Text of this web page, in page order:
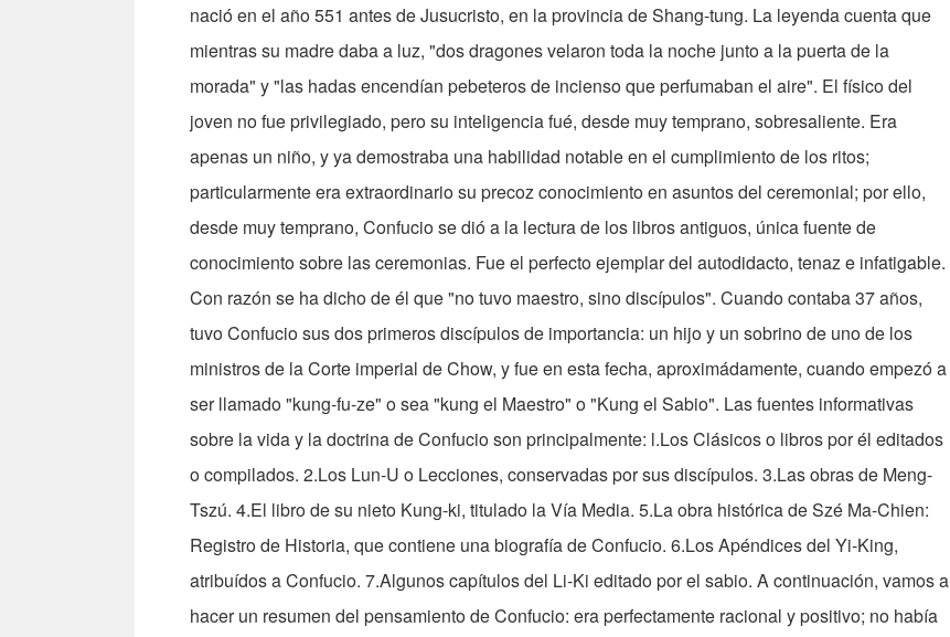
nació en el año 551 antes de Jusucristo, en la provincia de Shang-tung. La leyenda cuenta que
mientras su madre daba a luz, "dos dragones velaron toda la noche junto a la puerta de la
morada" y "las hadas encendían pebeteros de incienso que perfumaban el aire". El físico del
joven no fue privilegiado, pero su inteligencia fué, desde muy temprano, sobresaliente. Era
apenas un niño, y ya demostraba una habilidad notable en el cumplimiento de los ritos;
particularmente era extraordinario su precoz conocimiento en asuntos del ceremonial; por ello,
desde muy temprano, Confucio se dió a la lectura de los libros antiguos, única fuente de
conocimiento sobre las ceremonias. Fue el perfecto ejemplar del autodidacto, tenaz e infatigable.
Con razón se ha dicho de él que "no tuvo maestro, sino discípulos". Cuando contaba 37 años,
tuvo Confucio sus dos primeros discípulos de importancia: un hijo y un sobrino de uno de los
ministros de la Corte imperial de Chow, y fue en esta fecha, aproximádamente, cuando empezó a
ser llamado "kung-fu-ze" o sea "kung el Maestro" o "Kung el Sabio". Las fuentes informativas
sobre la vida y la doctrina de Confucio son principalmente: l.Los Clásicos o libros por él editados
o compilados. 2.Los Lun-U o Lecciones, conservadas por sus discípulos. 3.Las obras de Meng-
Tszú. 4.El libro de su nieto Kung-ki, titulado la Vía Media. 5.La obra histórica de Szé Ma-Chien:
Registro de Historia, que contiene una biografía de Confucio. 6.Los Apéndices del Yi-King,
atribuídos a Confucio. 7.Algunos capítulos del Li-Ki editado por el sabio. A continuación, vamos a
hacer un resumen del pensamiento de Confucio: era perfectamente racional y positivo; no había